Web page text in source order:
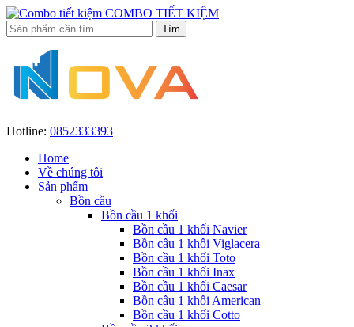
COMBO TIẾT KIỆM
Hotline: 0852333393
Home
Về chúng tôi
Sản phẩm
Bồn cầu
Bồn cầu 1 khối
Bồn cầu 1 khối Navier
Bồn cầu 1 khối Viglacera
Bồn cầu 1 khối Toto
Bồn cầu 1 khối Inax
Bồn cầu 1 khối Caesar
Bồn cầu 1 khối American
Bồn cầu 1 khối Cotto